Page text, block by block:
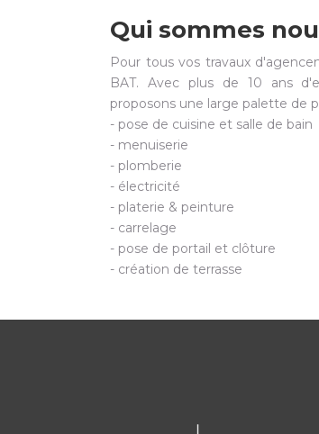
Qui sommes
Pour tous vos travaux
BAT. Avec plus de 10 ans
proposons une large palette de
- pose de cuisine et salle de bain
- menuiserie
- plomberie
- électricité
- platerie & peinture
- carrelage
- pose de portail et clôture
- création de terrasse